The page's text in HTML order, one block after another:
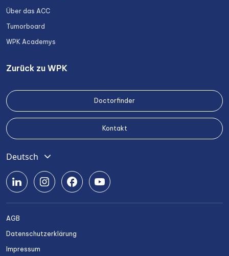
Über das ACC
Tumorboard
WPK Academys
Zurück zu WPK
Doctorfinder
Kontakt
Deutsch
English
Română
Srpski
Български
Українська
AGB
Datenschutzerklärung
Impressum